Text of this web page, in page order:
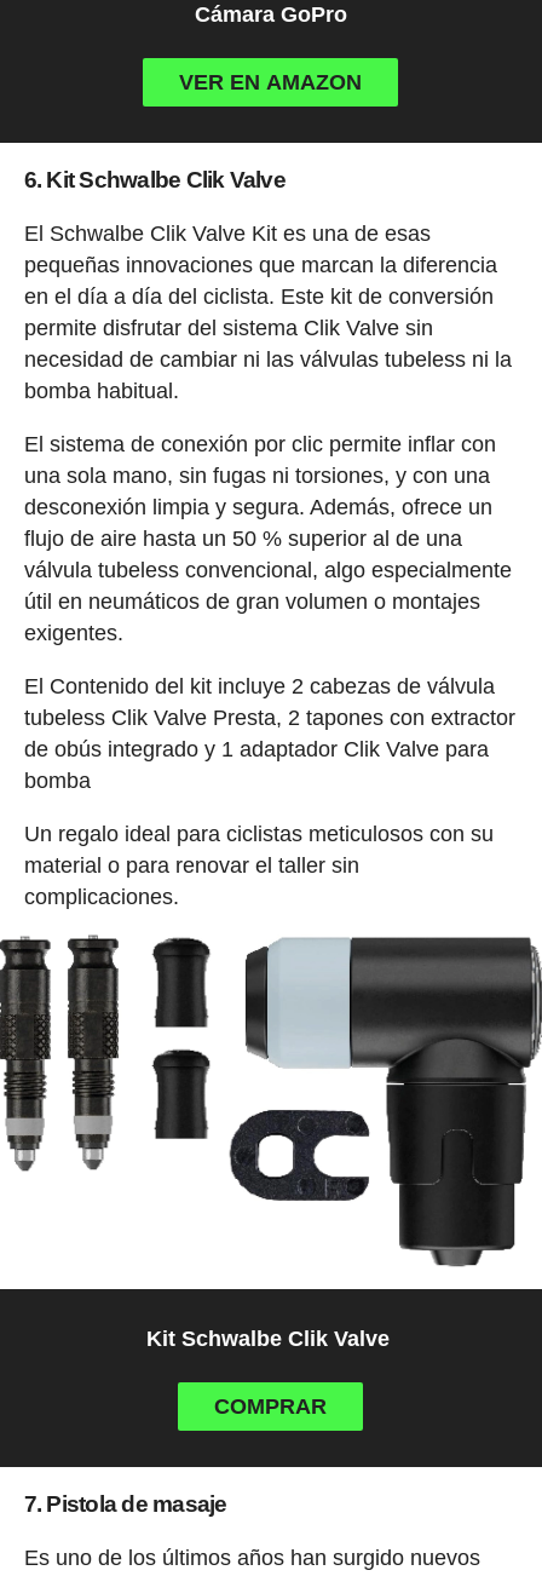
Cámara GoPro
VER EN AMAZON
6. Kit Schwalbe Clik Valve
El Schwalbe Clik Valve Kit es una de esas
pequeñas innovaciones que marcan la diferencia
en el día a día del ciclista. Este kit de conversión
permite disfrutar del sistema Clik Valve sin
necesidad de cambiar ni las válvulas tubeless ni la
bomba habitual.
El sistema de conexión por clic permite inflar con
una sola mano, sin fugas ni torsiones, y con una
desconexión limpia y segura. Además, ofrece un
flujo de aire hasta un 50 % superior al de una
válvula tubeless convencional, algo especialmente
útil en neumáticos de gran volumen o montajes
exigentes.
El Contenido del kit incluye 2 cabezas de válvula
tubeless Clik Valve Presta, 2 tapones con extractor
de obús integrado y 1 adaptador Clik Valve para
bomba
Un regalo ideal para ciclistas meticulosos con su
material o para renovar el taller sin
complicaciones.
Kit Schwalbe Clik Valve
COMPRAR
7. Pistola de masaje
Es uno de los últimos años han surgido nuevos